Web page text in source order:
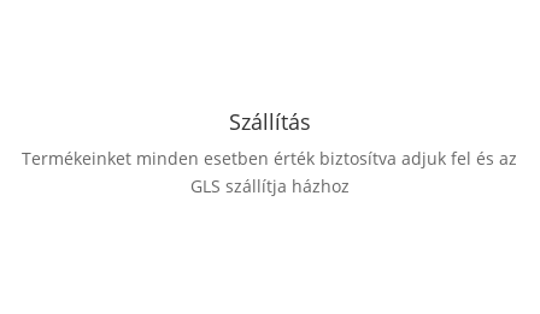
4M0616001AJ, 4M0616001Q, 4M0616001AB
, 4M0616001AM,
4M0616001P, 4M0616001C, 4M0616001AA,
Szállítás
Termékeinket minden esetben érték biztosítva adjuk fel és az
GLS szállítja házhoz